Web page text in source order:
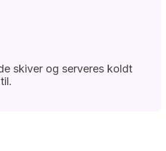
skiver og serveres koldt